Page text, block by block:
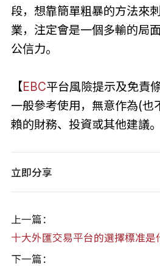
段，想靠簡單粗暴的方法來
業，注定會是一個多輸的局
公信力。
【EBC平台風險提示及免責
一般參考使用，無意作為(也
賴的財務、投資或其他建議。
立即分享
上一篇：
十大外匯交易平台的選擇標准是
下一篇：